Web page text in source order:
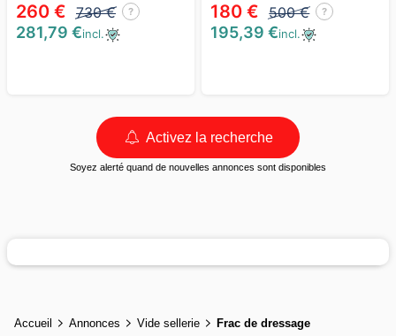
260 € 730 € ?
281,79 €incl.
180 € 500 € ?
195,39 €incl.
Activez la recherche
Soyez alerté quand de nouvelles annonces sont disponibles
Accueil Annonces Vide sellerie Frac de dressage